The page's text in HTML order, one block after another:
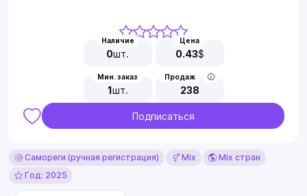
Наличие
0шт.
Цена
0.43$
Мин. заказ
1шт.
Продаж
238
Подписаться
Самореги (ручная регистрация) Mix
Mix стран
Год: 2025